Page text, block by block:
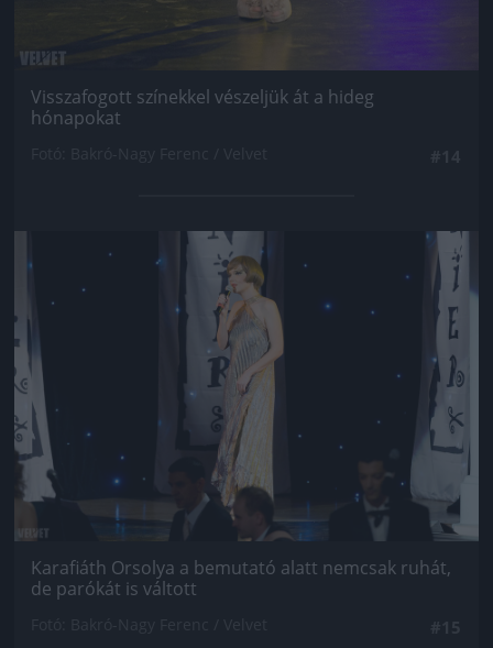
Visszafogott színekkel vészeljük át a hideg
hónapokat
Jön még kép!
Karafiáth Orsolya a bemutató alatt nemcsak ruhát,
de parókát is váltott